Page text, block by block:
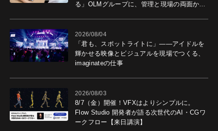
る」OLMグループに、管理と現場の両面から
2026/08/04
「君も、スポットライトに」――アイドルを
輝かせる映像とビジュアルを現場でつくる、
imaginateの仕事
2026/08/03
8/7（金）開催！VFXはよりシンプルに。
Flow Studio 開発者が語る次世代のAI・CGワ
ークフロー【来日講演】